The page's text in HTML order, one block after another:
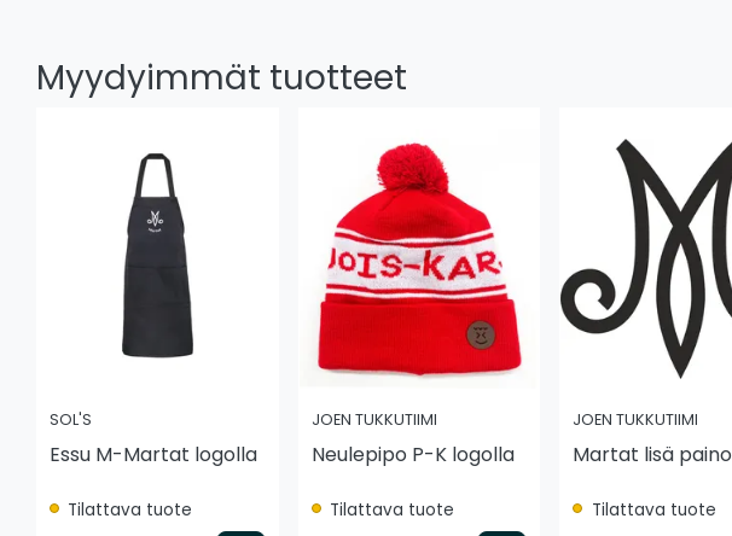
Myydyimmät tuotteet
SOL'S
Essu M-Martat logolla
Tilattava tuote
JOEN TUKKUTIIMI
Neulepipo P-K logolla
Tilattava tuote
JOEN TUKKUTIIMI
Martat lisä paino
Tilattava tuote